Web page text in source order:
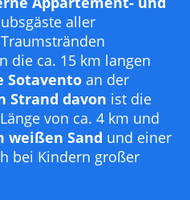
aller
die ca. 15 km langen
Sotavento an der
Strand davon ist die
von ca. 4 km und
weißen Sand und einer
bei Kindern großer